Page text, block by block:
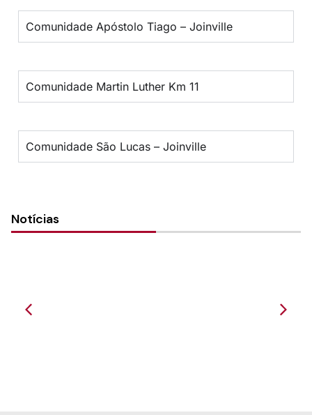
Comunidade Apóstolo Tiago – Joinville
Comunidade Martin Luther Km 11
Comunidade São Lucas – Joinville
Notícias